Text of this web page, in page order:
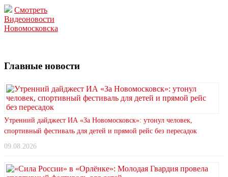
Смотреть
Видеоновости
Новомосковска
Главные новости
Утренний дайджест ИА «За Новомосковск»: утонул человек,
спортивный фестиваль для детей и прямой рейс без пересадок
09.08.2026